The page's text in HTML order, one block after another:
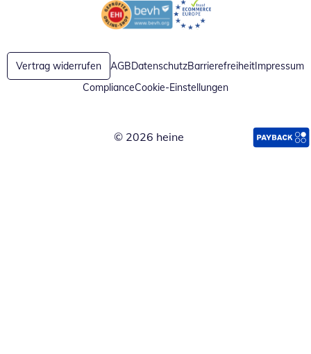
Öffnet in neuem FensterÖffnet in neuem Fenster
Vertrag widerrufen AGBDatenschutzBarrierefreiheitImpressum
ComplianceCookie-Einstellungen
© 2026 heine